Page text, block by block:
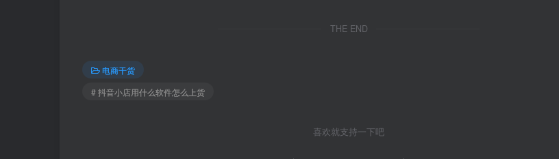
THE END
电商干货
# 抖音小店用什么软件怎么上货
喜欢就支持一下吧